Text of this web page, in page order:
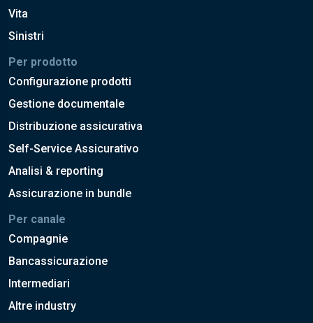
Vita
Sinistri
Per prodotto
Configurazione prodotti
Gestione documentale
Distribuzione assicurativa
Self-Service Assicurativo
Analisi & reporting
Assicurazione in bundle
Per canale
Compagnie
Bancassicurazione
Intermediari
Altre industry